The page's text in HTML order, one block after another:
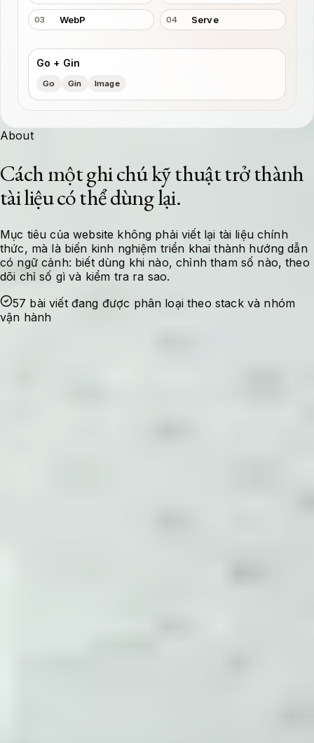
03 WebP 04 Serve
Go + Gin
Go Gin Image
About
Cách một ghi chú kỹ thuật trở thành
tài liệu có thể dùng lại.
Mục tiêu của website không phải viết lại tài liệu chính
thức, mà là biến kinh nghiệm triển khai thành hướng dẫn
có ngữ cảnh: biết dùng khi nào, chỉnh tham số nào, theo
dõi chỉ số gì và kiểm tra ra sao.
57 bài viết đang được phân loại theo stack và nhóm
vận hành